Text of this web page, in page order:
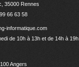
35000 Rennes
66 63 58
informatique.com
de 10h à 13h et de 14h à 19h
Angers